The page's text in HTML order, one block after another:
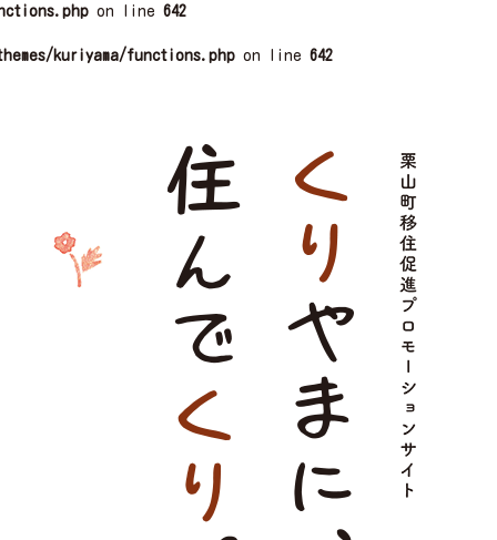
on line 642
kuriyama/functions.php on line 642